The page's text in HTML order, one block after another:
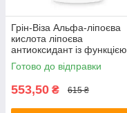
Грін-Віза Альфа-ліпоєва
кислота ліпоєва
антиоксидант із функцією
корекції ваги 90капс
Готово до відправки
553,50 ₴ 615 ₴